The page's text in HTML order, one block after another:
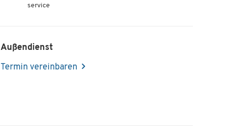
service
Außendienst
Termin vereinbaren